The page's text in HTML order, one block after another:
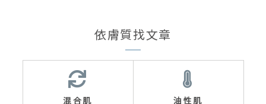
依膚質找文章
混合肌 油性肌